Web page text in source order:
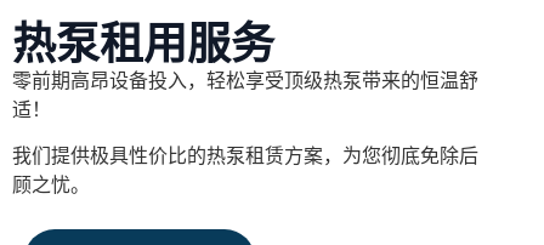
热泵租用服务
零前期高昂设备投入，轻松享受顶级热泵带来的恒温舒
适！
我们提供极具性价比的热泵租赁方案，为您彻底免除后
顾之忧。